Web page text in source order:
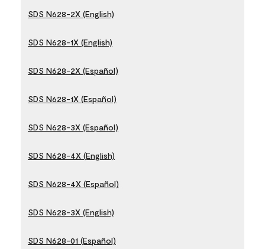
SDS N628-2X (English)
SDS N628-1X (English)
SDS N628-2X (Español)
SDS N628-1X (Español)
SDS N628-3X (Español)
SDS N628-4X (English)
SDS N628-4X (Español)
SDS N628-3X (English)
SDS N628-01 (Español)